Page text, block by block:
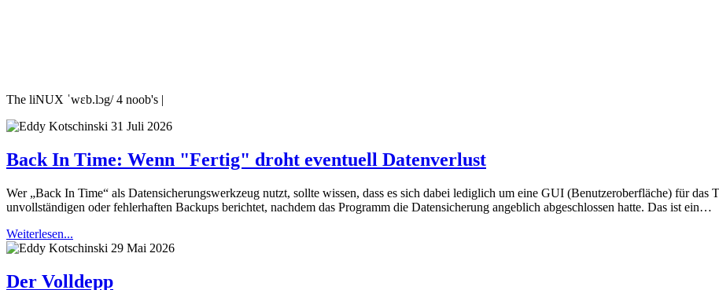
The liNUX ˈwɛb.lɔg/ 4 noob's |
31 Juli 2026
Back In Time: Wenn "Fertig" droht eventuell Datenverlust
Wer „Back In Time“ als Datensicherungswerkzeug nutzt, sollte wissen, dass es sich dabei lediglich um eine GUI (Benutzeroberfläche) für
unvollständigen oder fehlerhaften Backups berichtet, nachdem das Programm die Datensicherung angeblich abgeschlossen hatte. Das ist ein…
Weiterlesen...
29 Mai 2026
Der Volldepp